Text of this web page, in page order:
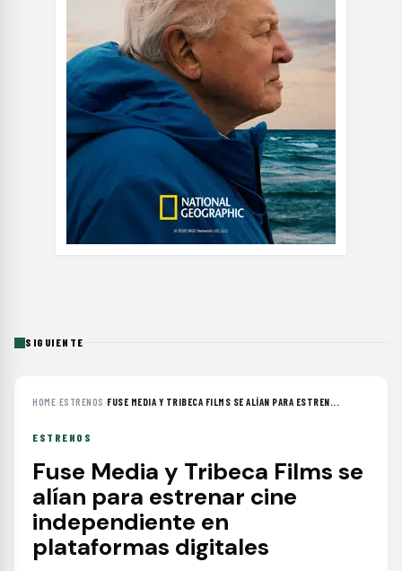
SIGUIENTE
HOME›ESTRENOS ›FUSE MEDIA Y TRIBECA FILMS SE ALÍAN PARA ESTREN...
ESTRENOS
Fuse Media y Tribeca Films se
alían para estrenar cine
independiente en
plataformas digitales